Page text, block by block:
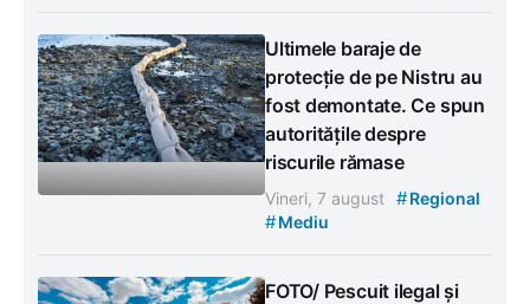
Ultimele baraje de
protecție de pe Nistru au
fost demontate. Ce spun
autoritățile despre
riscurile rămase
Vineri, 7 august #Regional
#Mediu
FOTO/ Pescuit ilegal și